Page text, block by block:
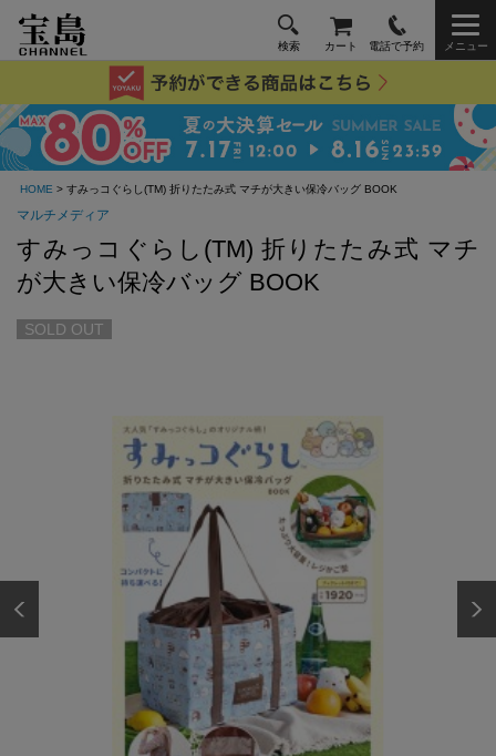
検索 カート 電話で予約 メニュー
HOME > すみっコぐらし(TM) 折りたたみ式 マチが大きい保冷バッグ BOOK
マルチメディア
すみっコぐらし(TM) 折りたたみ式 マチ
が大きい保冷バッグ BOOK
SOLD OUT